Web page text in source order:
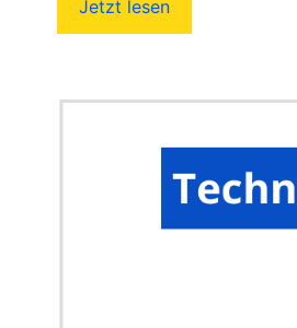
Jetzt lesen